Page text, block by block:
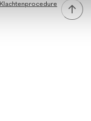
Klachtenprocedure